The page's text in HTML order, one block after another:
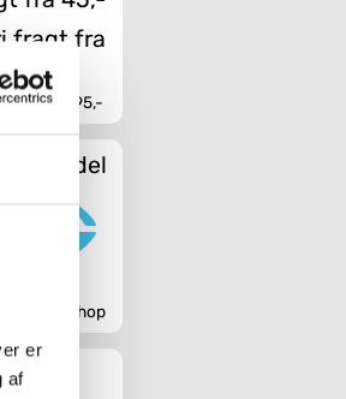
er
af
fra 4.995,-
handel
webshop